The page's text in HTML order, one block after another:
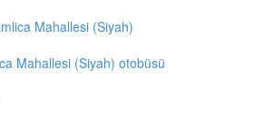
Mahallesi (Siyah)
Mahallesi (Siyah) otobüsü